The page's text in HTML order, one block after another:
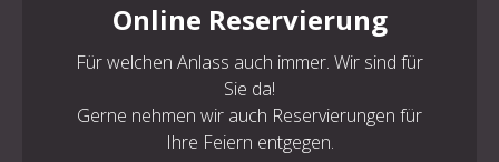
Online Reservierung
Für welchen Anlass auch immer. Wir sind für
Sie da!
Gerne nehmen wir auch Reservierungen für
Ihre Feiern entgegen.
PREVIOUS